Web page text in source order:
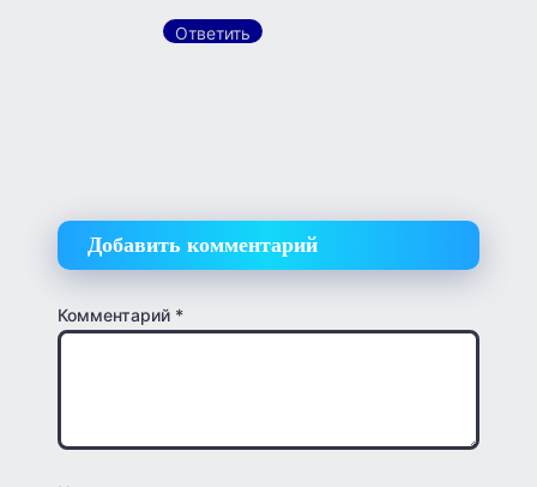
Ответить
Добавить комментарий
Комментарий *